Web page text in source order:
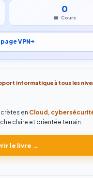
0
Cours
VPN
informatique à tous les
en Cloud,
claire et orientée terrain.
le livre →